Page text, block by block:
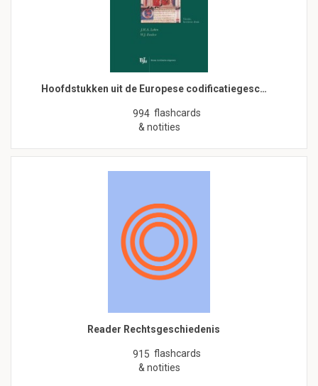
Hoofdstukken uit de Europese codificatiegesc…
994 flashcards
& notities
Reader Rechtsgeschiedenis
915 flashcards
& notities